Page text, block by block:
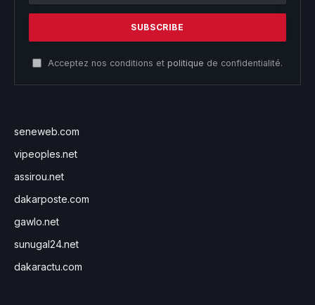
Acceptez nos conditions et politique de confidentialité.
seneweb.com
vipeoples.net
assirou.net
dakarposte.com
gawlo.net
sunugal24.net
dakaractu.com